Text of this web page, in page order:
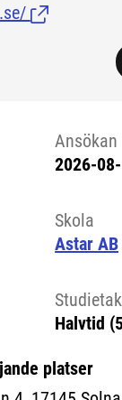
(Länk till
2026-
Skola
Astar AB
Halvtid
platser